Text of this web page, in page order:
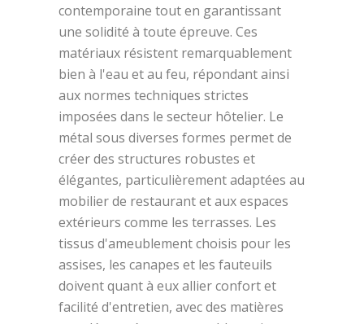
contemporaine tout en garantissant
une solidité à toute épreuve. Ces
matériaux résistent remarquablement
bien à l'eau et au feu, répondant ainsi
aux normes techniques strictes
imposées dans le secteur hôtelier. Le
métal sous diverses formes permet de
créer des structures robustes et
élégantes, particulièrement adaptées au
mobilier de restaurant et aux espaces
extérieurs comme les terrasses. Les
tissus d'ameublement choisis pour les
assises, les canapes et les fauteuils
doivent quant à eux allier confort et
facilité d'entretien, avec des matières